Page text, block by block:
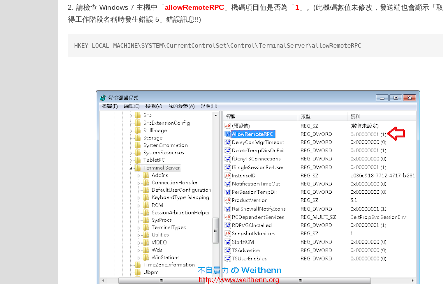
2. 請檢查 Windows 7 主機中「allowRemoteRPC 」機碼項目值是否為「1 」。(此機碼數值未修改，發送端也會顯示「取
得工作階段名稱時發生錯誤 5」錯誤訊息!!)
HKEY_LOCAL_MACHINE\SYSTEM\CurrentControlSet\Control\TerminalServer\allowRemoteRPC